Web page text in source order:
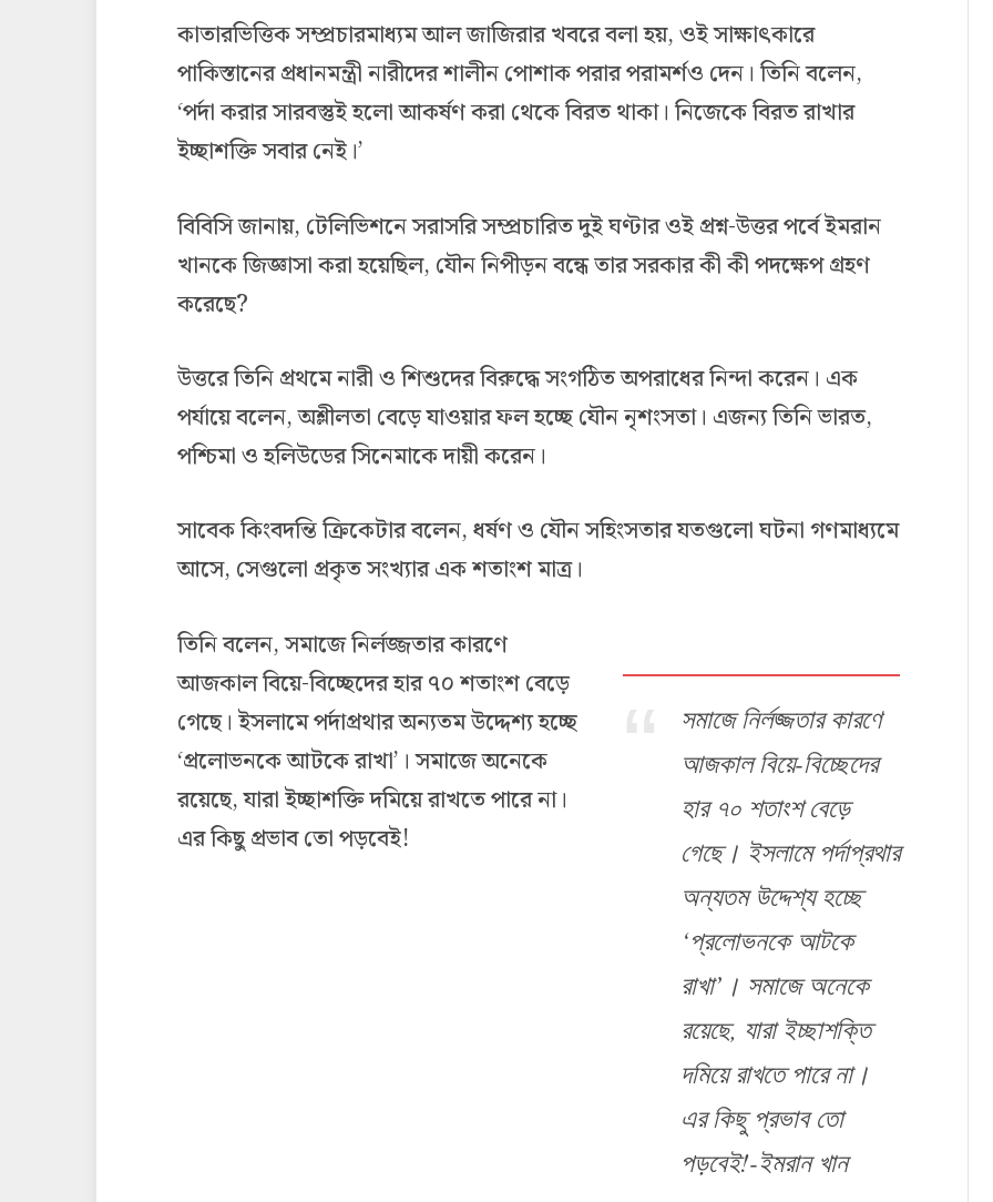
কাতারভিত্তিক সম্প্রচারমাধ্যম আল জাজিরার খবরে বলা হয়, ওই সাক্ষাৎকারে
পাকিস্তানের প্রধানমন্ত্রী নারীদের শালীন পোশাক পরার পরামর্শও দেন। তিনি বলেন,
‘পর্দা করার সারবস্তুই হলো আকর্ষণ করা থেকে বিরত থাকা। নিজেকে বিরত রাখার
ইচ্ছাশক্তি সবার নেই।’
বিবিসি জানায়, টেলিভিশনে সরাসরি সম্প্রচারিত দুই ঘণ্টার ওই প্রশ্ন-উত্তর পর্বে ইমরান
খানকে জিজ্ঞাসা করা হয়েছিল, যৌন নিপীড়ন বন্ধে তার সরকার কী কী পদক্ষেপ গ্রহণ
করেছে?
উত্তরে তিনি প্রথমে নারী ও শিশুদের বিরুদ্ধে সংগঠিত অপরাধের নিন্দা করেন। এক
পর্যায়ে বলেন, অশ্লীলতা বেড়ে যাওয়ার ফল হচ্ছে যৌন নৃশংসতা। এজন্য তিনি ভারত,
পশ্চিমা ও হলিউডের সিনেমাকে দায়ী করেন।
সাবেক কিংবদন্তি ক্রিকেটার বলেন, ধর্ষণ ও যৌন সহিংসতার যতগুলো ঘটনা গণমাধ্যমে
আসে, সেগুলো প্রকৃত সংখ্যার এক শতাংশ মাত্র।
সমাজে নির্লজ্জতার কারণে
আজকাল বিয়ে-বিচ্ছেদের
হার ৭০ শতাংশ বেড়ে
গেছে। ইসলামে পর্দাপ্রথার
অন্যতম উদ্দেশ্য হচ্ছে
‘প্রলোভনকে আটকে
রাখা’। সমাজে অনেকে
রয়েছে, যারা ইচ্ছাশক্তি
দমিয়ে রাখতে পারে না।
এর কিছু প্রভাব তো
পড়বেই!-ইমরান খান
তিনি বলেন, সমাজে নির্লজ্জতার কারণে
আজকাল বিয়ে-বিচ্ছেদের হার ৭০ শতাংশ বেড়ে
গেছে। ইসলামে পর্দাপ্রথার অন্যতম উদ্দেশ্য হচ্ছে
‘প্রলোভনকে আটকে রাখা’। সমাজে অনেকে
রয়েছে, যারা ইচ্ছাশক্তি দমিয়ে রাখতে পারে না।
এর কিছু প্রভাব তো পড়বেই!